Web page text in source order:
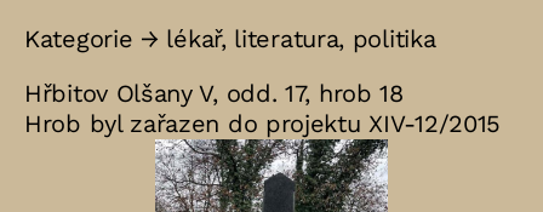
Kategorie → lékař, literatura, politika
Hřbitov Olšany V, odd. 17, hrob 18
Hrob byl zařazen do projektu XIV-12/2015